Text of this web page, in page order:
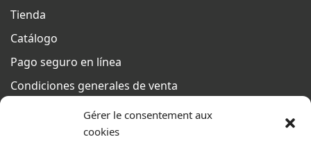
Gérer le consentement aux
cookies
Tienda
Catálogo
Pago seguro en línea
Condiciones generales de venta
Del lunes al jueves
De 8h a 12h30 y de 13h30 a 17h20